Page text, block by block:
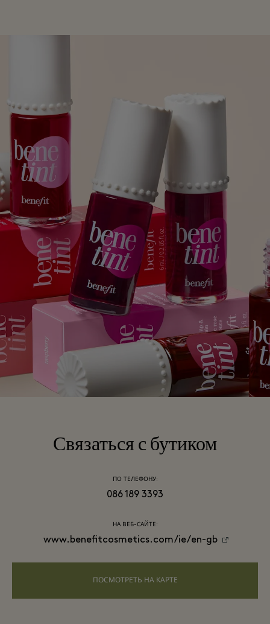
Связаться с бутиком
ПО ТЕЛЕФОНУ:
086 189 3393
НА ВЕБ-САЙТЕ:
www.benefitcosmetics.com/ie/en-gb
ПОСМОТРЕТЬ НА КАРТЕ